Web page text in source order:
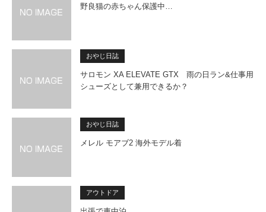
野良猫の赤ちゃん保護中…
おやじ日誌
サロモン XA ELEVATE GTX 雨の日ラン&仕事用
シューズとして兼用できるか？
おやじ日誌
メレル モアブ2 海外モデル着
アウトドア